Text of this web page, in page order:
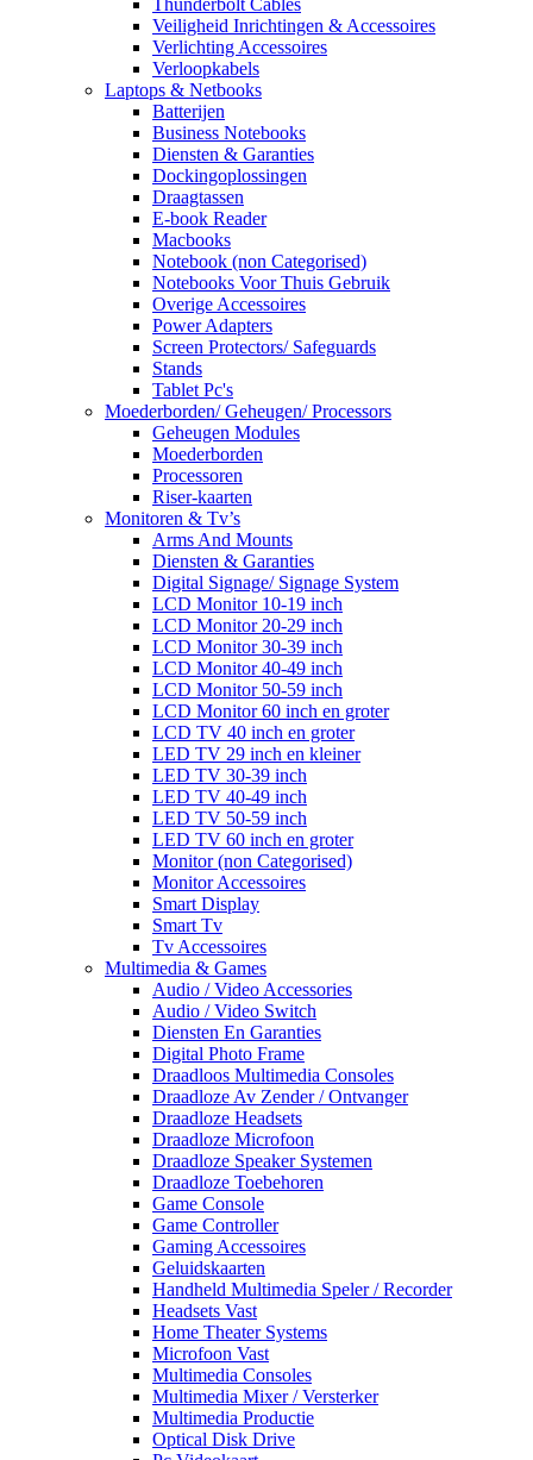
Veiligheid Inrichtingen & Accessoires
Verlichting Accessoires
Verloopkabels
Laptops & Netbooks
Batterijen
Business Notebooks
Diensten & Garanties
Dockingoplossingen
Draagtassen
E-book Reader
Macbooks
Notebook (non Categorised)
Notebooks Voor Thuis Gebruik
Overige Accessoires
Power Adapters
Screen Protectors/ Safeguards
Stands
Tablet Pc's
Moederborden/ Geheugen/ Processors
Geheugen Modules
Moederborden
Processoren
Riser-kaarten
Monitoren & Tv’s
Arms And Mounts
Diensten & Garanties
Digital Signage/ Signage System
LCD Monitor 10-19 inch
LCD Monitor 20-29 inch
LCD Monitor 30-39 inch
LCD Monitor 40-49 inch
LCD Monitor 50-59 inch
LCD Monitor 60 inch en groter
LCD TV 40 inch en groter
LED TV 29 inch en kleiner
LED TV 30-39 inch
LED TV 40-49 inch
LED TV 50-59 inch
LED TV 60 inch en groter
Monitor (non Categorised)
Monitor Accessoires
Smart Display
Smart Tv
Tv Accessoires
Multimedia & Games
Audio / Video Accessories
Audio / Video Switch
Diensten En Garanties
Digital Photo Frame
Draadloos Multimedia Consoles
Draadloze Av Zender / Ontvanger
Draadloze Headsets
Draadloze Microfoon
Draadloze Speaker Systemen
Draadloze Toebehoren
Game Console
Game Controller
Gaming Accessoires
Geluidskaarten
Handheld Multimedia Speler / Recorder
Headsets Vast
Home Theater Systems
Microfoon Vast
Multimedia Consoles
Multimedia Mixer / Versterker
Multimedia Productie
Optical Disk Drive